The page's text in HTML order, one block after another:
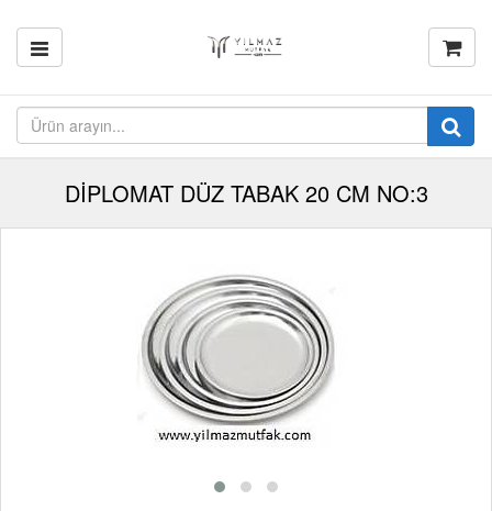
DİPLOMAT DÜZ TABAK 20 CM NO:3